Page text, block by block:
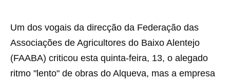
Um dos vogais da direcção da Federação das
Associações de Agricultores do Baixo Alentejo
(FAABA) criticou esta quinta-feira, 13, o alegado
ritmo "lento" de obras do Alqueva, mas a empresa